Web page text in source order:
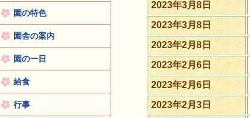
園の特色
園舎の案内
園の一日
給食
行事
2023年3月8日
2023年3月8日
2023年2月8日
2023年2月6日
2023年2月6日
2023年2月3日